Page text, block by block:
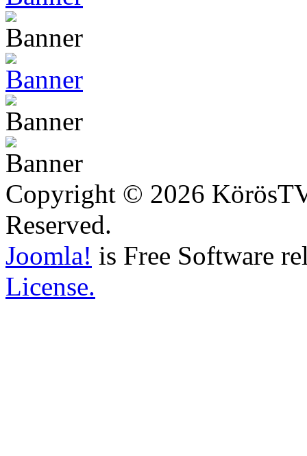
Copyright © 2026
Reserved.
Joomla! is Free Software
License.